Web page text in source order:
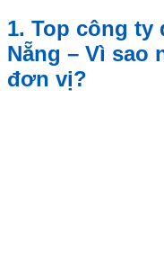
1. Top công
Nẵng – Vì sao
đơn vị?